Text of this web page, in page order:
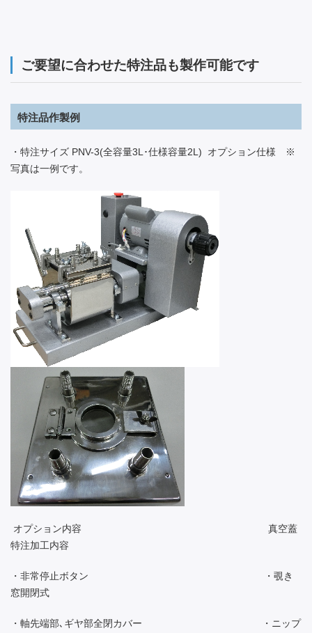
ご要望に合わせた特注品も製作可能です
特注品作製例
・特注サイズ PNV-3(全容量3L･仕様容量2L) オプション仕様 ※
写真は一例です。
オプション内容 真空蓋
特注加工内容
・非常停止ボタン ・覗き
窓開閉式
・軸先端部､ギヤ部全閉カバー ・ニップ